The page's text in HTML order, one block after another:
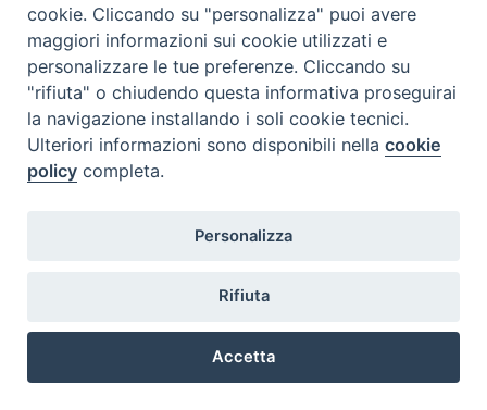
cookie. Cliccando su "personalizza" puoi avere
maggiori informazioni sui cookie utilizzati e
personalizzare le tue preferenze. Cliccando su
"rifiuta" o chiudendo questa informativa proseguirai
la navigazione installando i soli cookie tecnici.
Ulteriori informazioni sono disponibili nellacookie
policy completa.
Personalizza
Rifiuta
Accetta